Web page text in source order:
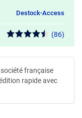
Destock-Access
(86)
française
rapide avec